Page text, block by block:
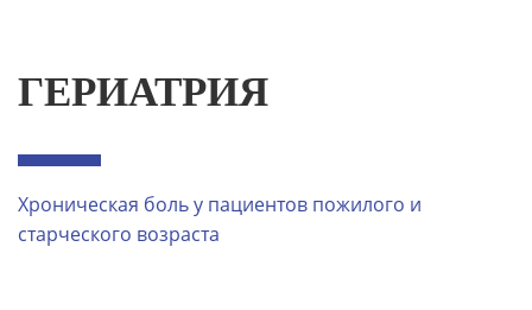
ГЕРИАТРИЯ
Хроническая боль у пациентов пожилого и
старческого возраста